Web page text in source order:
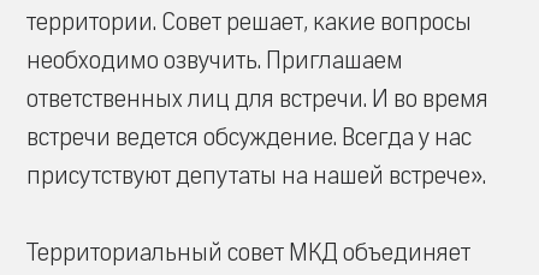
территории. Совет решает, какие вопросы
необходимо озвучить. Приглашаем
ответственных лиц для встречи. И во время
встречи ведется обсуждение. Всегда у нас
присутствуют депутаты на нашей встрече».
Территориальный совет МКД объединяет